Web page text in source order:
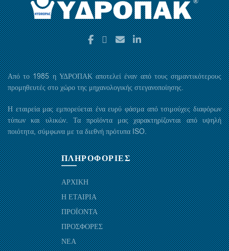
Από το 1985 η ΥΔΡΟΠΑΚ αποτελεί έναν από τους σημαντικότερους
προμηθευτές στο χώρο της μηχανολογικής στεγανοποίησης.
Η εταιρεία μας εμπορεύεται ένα ευρύ φάσμα από τσιμούχες διαφόρων
τύπων και υλικών. Τα προϊόντα μας χαρακτηρίζονται από υψηλή
ποιότητα, σύμφωνα με τα διεθνή πρότυπα ISO.
ΠΛΗΡΟΦΟΡΙΕΣ
ΑΡΧΙΚΗ
Η ΕΤΑΙΡΙΑ
ΠΡΟΪΟΝΤΑ
ΠΡΟΣΦΟΡΕΣ
ΝΕΑ